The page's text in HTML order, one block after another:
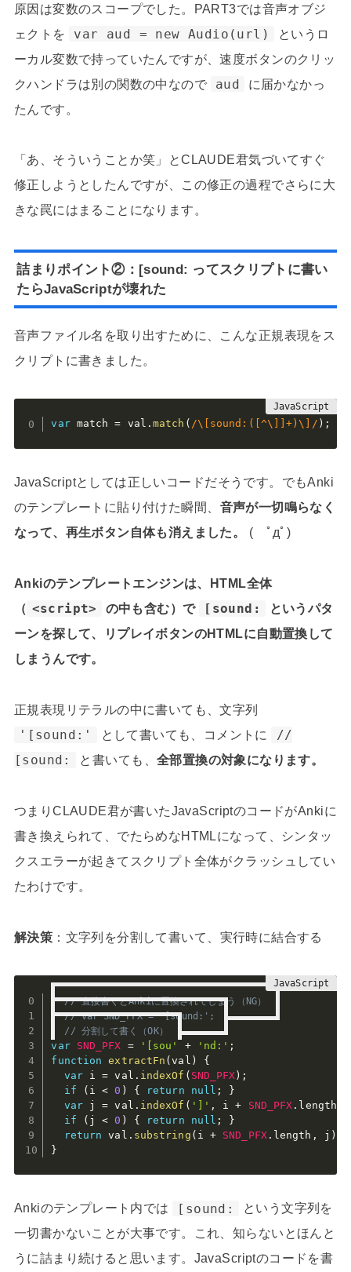
原因は変数のスコープでした。PART3では音声オブジ
ェクトを
var aud = new Audio(url)
というロ
ーカル変数で持っていたんですが、速度ボタンのクリッ
クハンドラは別の関数の中なので
aud
に届かなかっ
たんです。
「あ、そういうことか笑」とCLAUDE君気づいてすぐ
修正しようとしたんですが、この修正の過程でさらに大
きな罠にはまることになります。
詰まりポイント②：[sound: ってスクリプトに書い
たらJavaScriptが壊れた
音声ファイル名を取り出すために、こんな正規表現をス
クリプトに書きました。
var match = val .match ( /\[sound:([^\]]+)\]/ ) ;
JavaScriptとしては正しいコードだそうです。でもAnki
のテンプレートに貼り付けた瞬間、 音声が一切鳴らなく
なって、再生ボタン自体も消えました。
( ﾟдﾟ)
Ankiのテンプレートエンジンは、HTML全体
（ <script> の中も含む）で [sound:
というパタ
ーンを探して、リプレイボタンのHTMLに自動置換して
しまうんです。
正規表現リテラルの中に書いても、文字列
'[sound:' として書いても、コメントに
//
[sound:
と書いても、 全部置換の対象になります。
つまりCLAUDE君が書いたJavaScriptのコードがAnkiに
書き換えられて、でたらめなHTMLになって、シンタッ
クスエラーが起きてスクリプト全体がクラッシュしてい
たわけです。
解決策 ：文字列を分割して書いて、実行時に結合する
// 直接書くとAnkiに置換されてしまう（NG）
// var SND_PFX = '[sound:';
// 分割して書く（OK）
var SND_PFX = '[sou' + 'nd:' ;
function
extractFn (val )
{
var i = val . indexOf ( SND_PFX) ;
if
( i < 0 ) { return null ;
}
var j = val . indexOf ( ']' , i + SND_PFX . length
if
( j < 0 ) { return null ;
}
return val . substring ( i + SND_PFX. length , j )
}
Ankiのテンプレート内では [sound:
という文字列を
一切書かないことが大事です。これ、知らないとほんと
うに詰まり続けると思います。JavaScriptのコードを書